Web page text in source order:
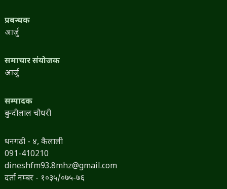
प्रबन्धक
आर्जु
समाचार संयोजक
आर्जु
सम्पादक
बुन्दीलाल चौधरी
धनगढी - ४, कैलाली
091-410210
dineshfm93.8mhz@gmail.com
दर्ता नम्बर - १०३५/०७५-७६